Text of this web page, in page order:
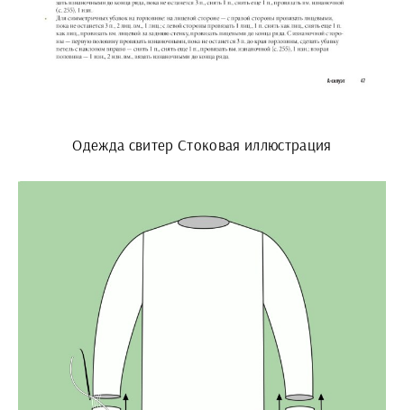
Одежда свитер Стоковая иллюстрация